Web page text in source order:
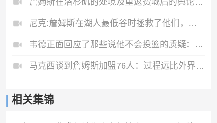
詹姆斯在洛杉矶的处境及重返费城后的舆论变化，合着都得挨骂😅
尼克:詹姆斯在湖人最低谷时拯救了他们，如今湖人却把他踢开
韦德正面回应了那些说他不会投篮的质疑：我的职责是持球冲击禁区
马克西谈到詹姆斯加盟76人：过程远比外界想象的简单😆😆
相关集锦